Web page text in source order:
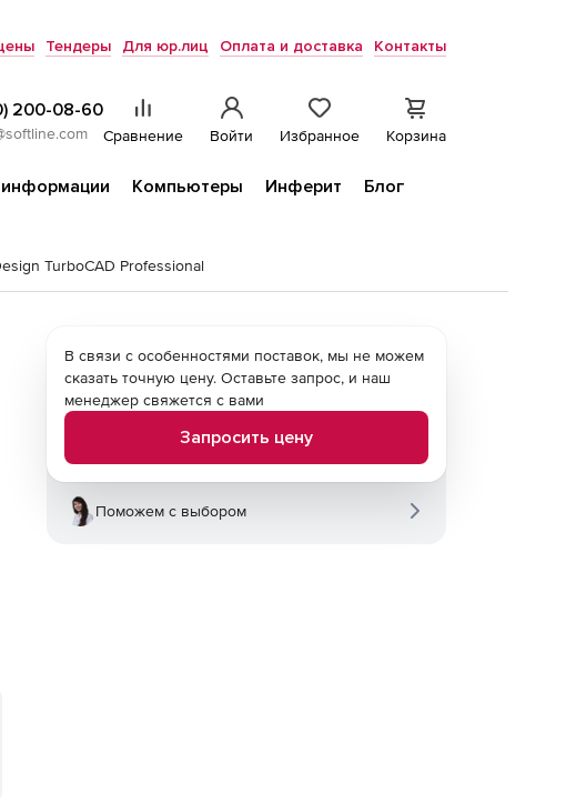
Тендеры Для юр.лиц Оплата и доставка Контакты
200-08-60
Сравнение Войти Избранное Корзина
Компьютеры Инферит
Блог
TurboCAD Professional
В связи с особенностями поставок, мы не можем
сказать точную цену. Оставьте запрос, и наш
менеджер свяжется с вами
Запросить цену
Поможем с выбором